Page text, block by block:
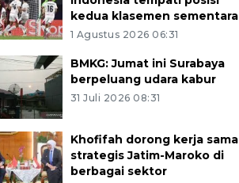
kedua klasemen sementara
1 Agustus 2026 06:31
BMKG: Jumat ini Surabaya
berpeluang udara kabur
31 Juli 2026 08:31
Khofifah dorong kerja sama
strategis Jatim-Maroko di
berbagai sektor